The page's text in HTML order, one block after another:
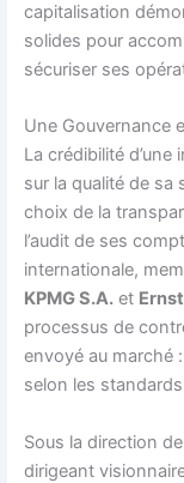
capitalisation
solides pour
sécuriser ses
Une Gouvernance
La crédibilité
sur la qualité de sa
choix de la
l’audit de ses
internationale,
KPMG S.A. et
processus de
envoyé au marché
selon les
Sous la direction
dirigeant